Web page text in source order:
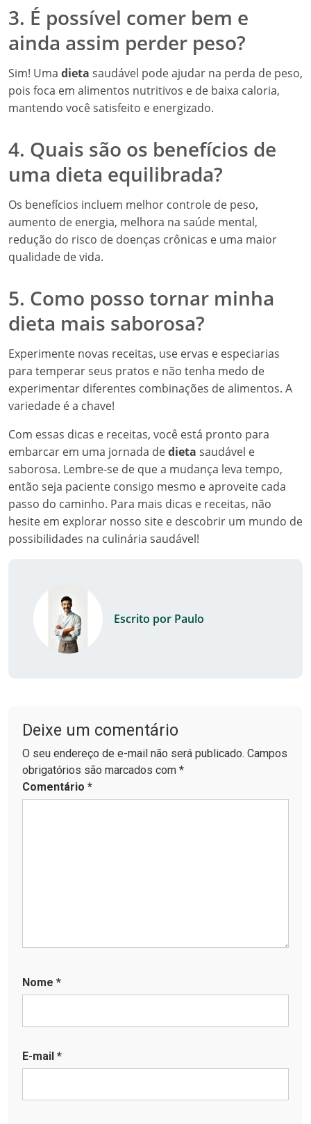
3. É possível comer bem e
ainda assim perder peso?
Sim! Uma dieta saudável pode ajudar na perda de peso,
pois foca em alimentos nutritivos e de baixa caloria,
mantendo você satisfeito e energizado.
4. Quais são os benefícios de
uma dieta equilibrada?
Os benefícios incluem melhor controle de peso,
aumento de energia, melhora na saúde mental,
redução do risco de doenças crônicas e uma maior
qualidade de vida.
5. Como posso tornar minha
dieta mais saborosa?
Experimente novas receitas, use ervas e especiarias
para temperar seus pratos e não tenha medo de
experimentar diferentes combinações de alimentos. A
variedade é a chave!
Com essas dicas e receitas, você está pronto para
embarcar em uma jornada dedieta saudável e
saborosa. Lembre-se de que a mudança leva tempo,
então seja paciente consigo mesmo e aproveite cada
passo do caminho. Para mais dicas e receitas, não
hesite em explorar nosso site e descobrir um mundo de
possibilidades na culinária saudável!
Escrito por Paulo
Deixe um comentário
O seu endereço de e-mail não será publicado. Campos
obrigatórios são marcados com *
Comentário *
Nome *
E-mail *